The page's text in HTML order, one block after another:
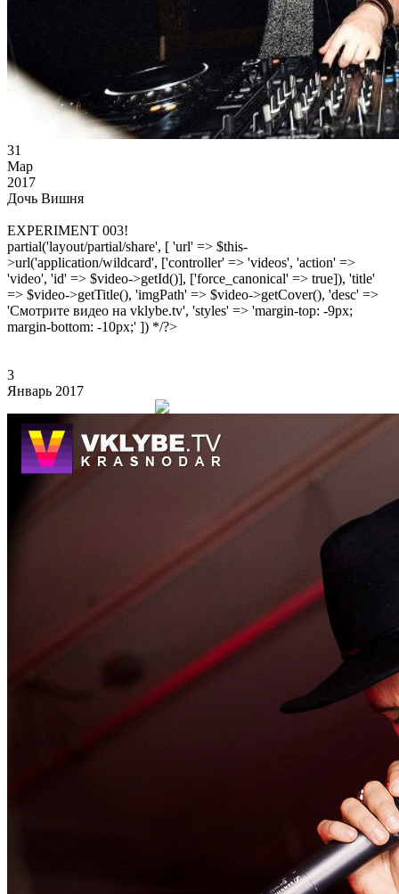
31
Мар
2017
Дочь Вишня
EXPERIMENT 003!
partial('layout/partial/share', [ 'url' => $this-
>url('application/wildcard', ['controller' => 'videos', 'action' =>
'video', 'id' => $video->getId()], ['force_canonical' => true]), 'title'
=> $video->getTitle(), 'imgPath' => $video->getCover(), 'desc' =>
'Смотрите видео на vklybe.tv', 'styles' => 'margin-top: -9px;
margin-bottom: -10px;' ]) */?>
3
Январь 2017